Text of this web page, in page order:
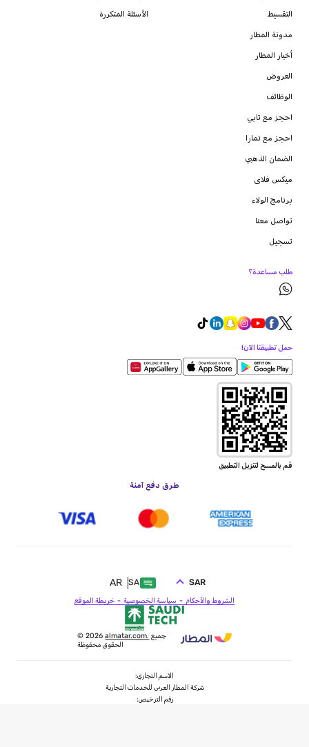
التقسيط
مدونة المطار
أخبار المطار
العروض
الوظائف
احجز مع تابي
احجز مع تمارا
الضمان الذهبي
ميكس فلاى
برنامج الولاء
الأسئلة المتكررة
تواصل معنا
تسجيل
طلب مساعدة؟
حمل تطبيقنا الآن!
قم بالمسح لتنزيل التطبيق
طرق دفع آمنة
© 2026almatar.com. جميع
الحقوق محفوظة
SA
AR SAR
الشروط والأحكام سياسة الخصوصية خريطة الموقع
الاسم التجاري:
شركة المطار العربي للخدمات التجارية
رقم الترخيص: